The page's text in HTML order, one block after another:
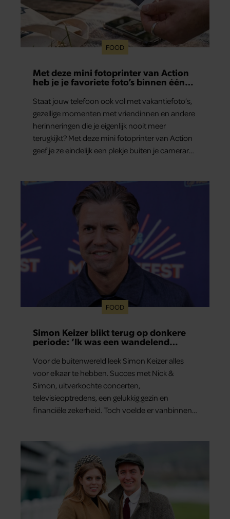
FOOD
Met deze mini fotoprinter van Action
heb je je favoriete foto’s binnen één
Staat jouw telefoon ook vol met vakantiefoto’s,
gezellige momenten met vriendinnen en andere
herinneringen die je eigenlijk nooit meer
terugkijkt? Met deze mini fotoprinter van Action
geef je ze eindelijk een plekje buiten je camerarol.
FOOD
Simon Keizer blikt terug op donkere
periode: ‘Ik was een wandelend
Voor de buitenwereld leek Simon Keizer alles
voor elkaar te hebben. Succes met Nick &
Simon, uitverkochte concerten,
televisieoptredens, een gelukkig gezin en
financiële zekerheid. Toch voelde er vanbinnen
dat hij lange tijd vooral overleefde en steeds
verder van zijn gevoel verwijderd raakte.